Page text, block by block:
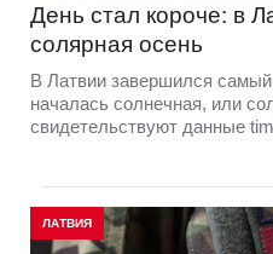
День стал короче: в
солярная осень
В Латвии завершился
началась солнечная, или
свидетельствуют данные
ЛАТВИЯ